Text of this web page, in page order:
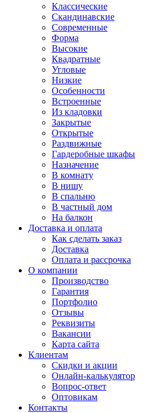
Классические
Скандинавские
Современные
Форма
Высокие
Квадратные
Угловые
Низкие
Особенности
Встроенные
Из кладовки
Закрытые
Открытые
Раздвижные
Гардеробные шкафы
Назначение
В комнату
В нишу
В спальню
В частный дом
На балкон
Доставка и оплата
Как сделать заказ
Доставка
Оплата и рассрочка
О компании
Производство
Гарантия
Портфолио
Отзывы
Реквизиты
Вакансии
Карта сайта
Клиентам
Скидки и акции
Онлайн-калькулятор
Вопрос-ответ
Оптовикам
Контакты